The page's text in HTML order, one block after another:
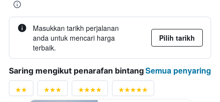
Masukkan tarikh perjalanan
anda untuk mencari harga
terbaik.
Pilih tarikh
Saring mengikut penarafan bintangSemua penyaring